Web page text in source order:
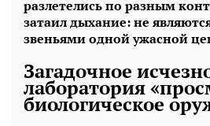
разлетелись по разным
затаил дыхание: не
звеньями одной ужасной
Загадочное
лаборатория
биологическое